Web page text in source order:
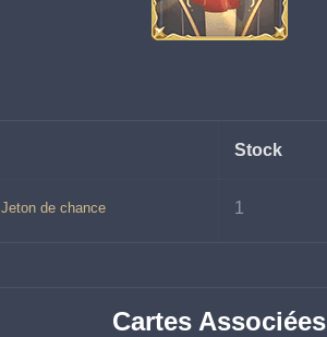
Stock
Jeton de chance 1
Cartes Associées